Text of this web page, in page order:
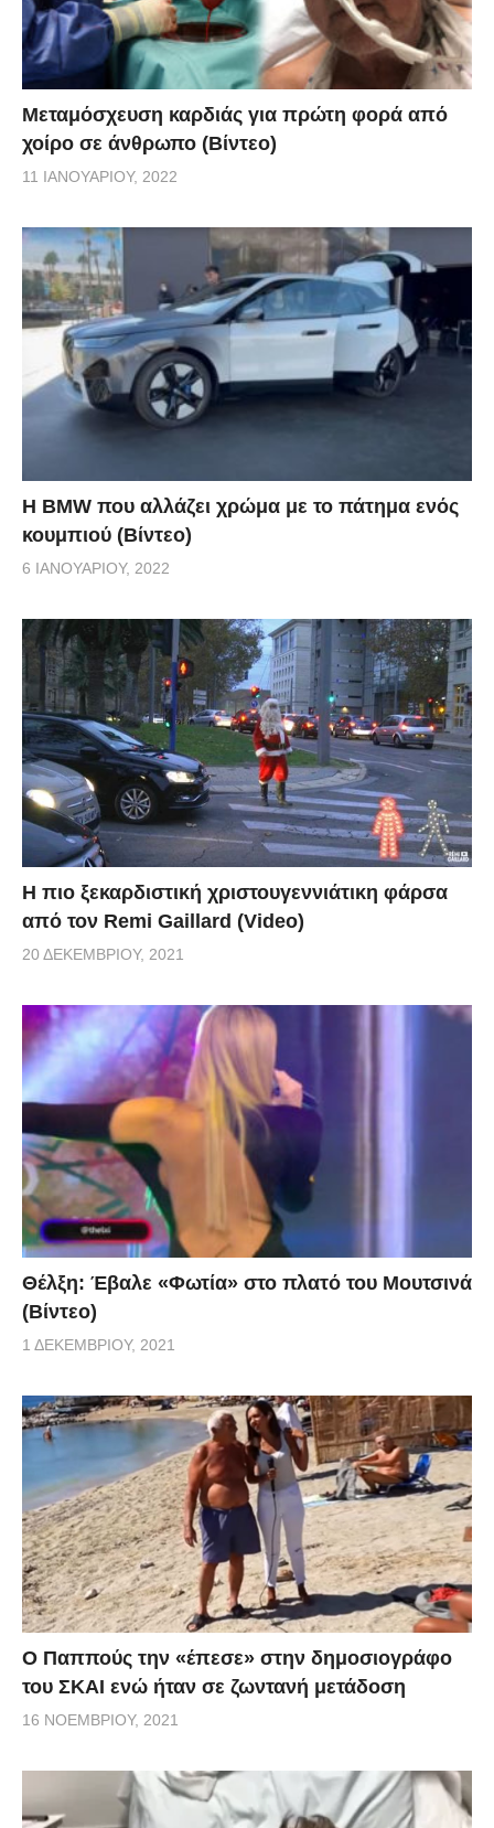
Μεταμόσχευση καρδιάς για πρώτη φορά από
χοίρο σε άνθρωπο (Βίντεο)
11 ΙΑΝΟΥΑΡΊΟΥ, 2022
Η BMW που αλλάζει χρώμα με το πάτημα ενός
κουμπιού (Βίντεο)
6 ΙΑΝΟΥΑΡΊΟΥ, 2022
Η πιο ξεκαρδιστική χριστουγεννιάτικη φάρσα
από τον Remi Gaillard (Video)
20 ΔΕΚΕΜΒΡΊΟΥ, 2021
Θέλξη: Έβαλε «Φωτία» στο πλατό του Μουτσινά
(Βίντεο)
1 ΔΕΚΕΜΒΡΊΟΥ, 2021
Ο Παππούς την «έπεσε» στην δημοσιογράφο
του ΣΚΑΙ ενώ ήταν σε ζωντανή μετάδοση
16 ΝΟΕΜΒΡΊΟΥ, 2021